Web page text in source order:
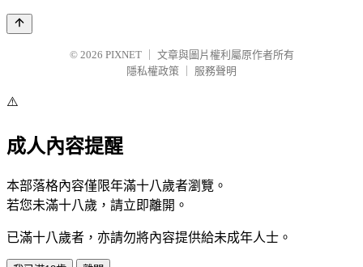
© 2026 PIXNET
文章與圖片權利屬原作者所有
隱私權政策
服務聲明
⚠️
成人內容提醒
本部落格內容僅限年滿十八歲者瀏覽。
若您未滿十八歲，請立即離開。
已滿十八歲者，亦請勿將內容提供給未成年人士。